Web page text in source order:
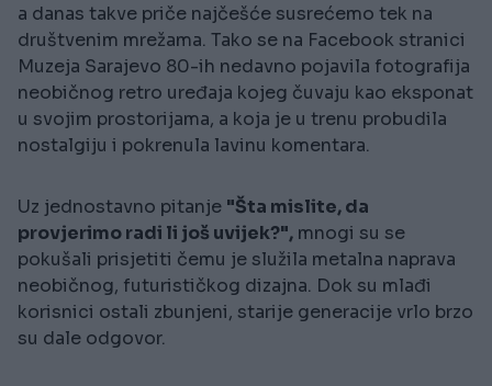
a danas takve priče najčešće susrećemo tek na
društvenim mrežama. Tako se na Facebook stranici
Muzeja Sarajevo 80-ih nedavno pojavila fotografija
neobičnog retro uređaja kojeg čuvaju kao eksponat
u svojim prostorijama, a koja je u trenu probudila
nostalgiju i pokrenula lavinu komentara.
Uz jednostavno pitanje "Šta mislite, da
provjerimo radi li još uvijek?", mnogi su se
pokušali prisjetiti čemu je služila metalna naprava
neobičnog, futurističkog dizajna. Dok su mlađi
korisnici ostali zbunjeni, starije generacije vrlo brzo
su dale odgovor.